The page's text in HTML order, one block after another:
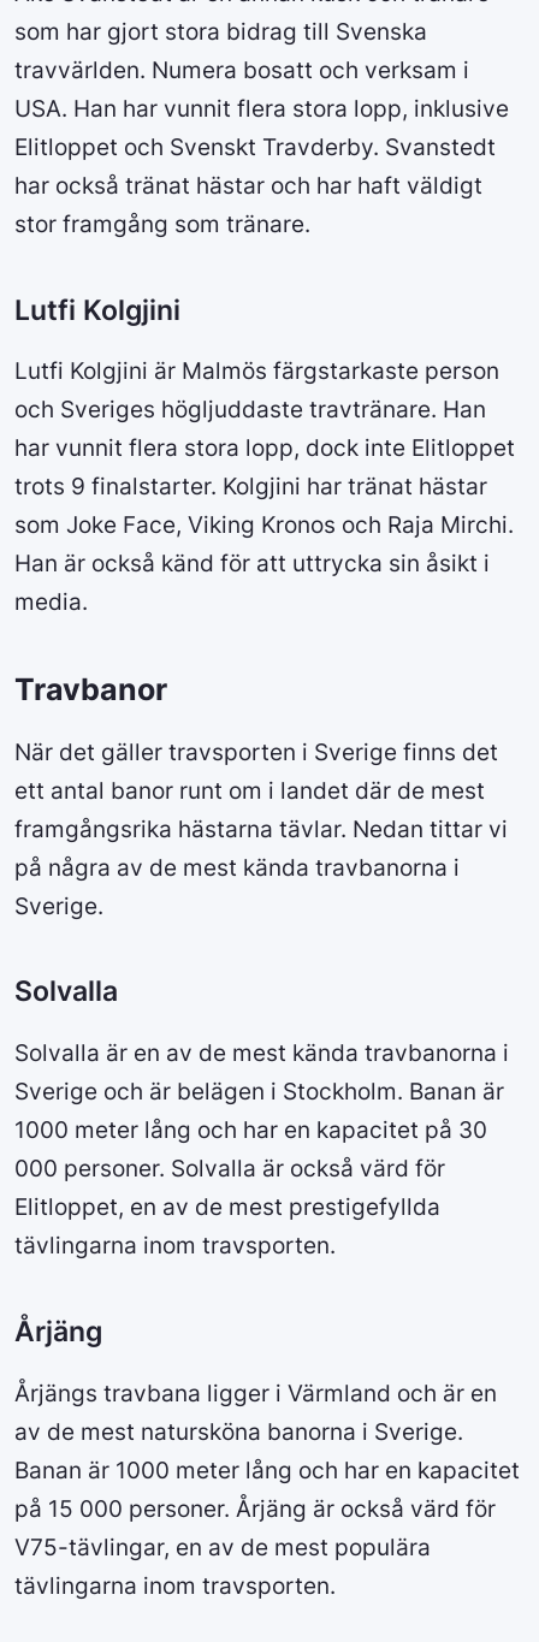
som har gjort stora bidrag till Svenska
travvärlden. Numera bosatt och verksam i
USA. Han har vunnit flera stora lopp, inklusive
Elitloppet och Svenskt Travderby. Svanstedt
har också tränat hästar och har haft väldigt
stor framgång som tränare.
Lutfi Kolgjini
Lutfi Kolgjini är Malmös färgstarkaste person
och Sveriges högljuddaste travtränare. Han
har vunnit flera stora lopp, dock inte Elitloppet
trots 9 finalstarter. Kolgjini har tränat hästar
som Joke Face, Viking Kronos och Raja Mirchi.
Han är också känd för att uttrycka sin åsikt i
media.
Travbanor
När det gäller travsporten i Sverige finns det
ett antal banor runt om i landet där de mest
framgångsrika hästarna tävlar. Nedan tittar vi
på några av de mest kända travbanorna i
Sverige.
Solvalla
Solvalla är en av de mest kända travbanorna i
Sverige och är belägen i Stockholm. Banan är
1000 meter lång och har en kapacitet på 30
000 personer. Solvalla är också värd för
Elitloppet, en av de mest prestigefyllda
tävlingarna inom travsporten.
Årjäng
Årjängs travbana ligger i Värmland och är en
av de mest natursköna banorna i Sverige.
Banan är 1000 meter lång och har en kapacitet
på 15 000 personer. Årjäng är också värd för
V75-tävlingar, en av de mest populära
tävlingarna inom travsporten.